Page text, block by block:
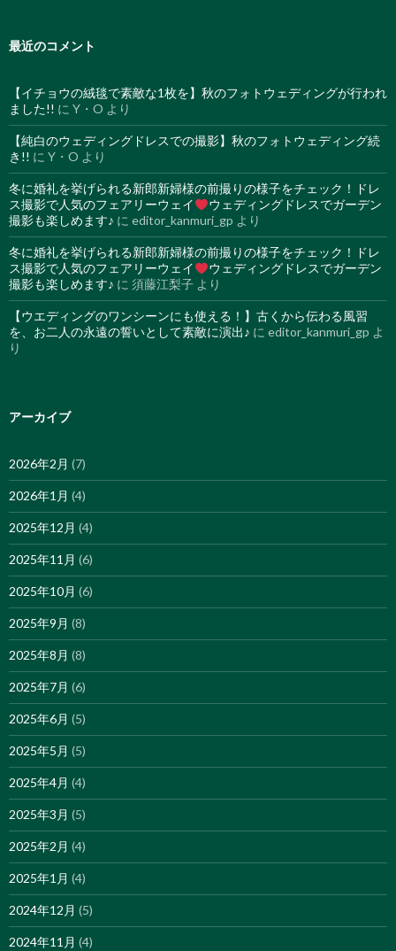
最近のコメント
【イチョウの絨毯で素敵な1枚を】秋のフォトウェディングが行われ
ました!! に Y・O より
【純白のウェディングドレスでの撮影】秋のフォトウェディング続
き!! に Y・O より
冬に婚礼を挙げられる新郎新婦様の前撮りの様子をチェック！ドレ
ス撮影で人気のフェアリーウェイ
ウェディングドレスでガーデン
撮影も楽しめます♪ に editor_kanmuri_gp より
冬に婚礼を挙げられる新郎新婦様の前撮りの様子をチェック！ドレ
ス撮影で人気のフェアリーウェイ
ウェディングドレスでガーデン
撮影も楽しめます♪ に 須藤江梨子 より
【ウエディングのワンシーンにも使える！】古くから伝わる風習
を、お二人の永遠の誓いとして素敵に演出♪ に editor_kanmuri_gp よ
り
アーカイブ
2026年2月 (7)
2026年1月 (4)
2025年12月 (4)
2025年11月 (6)
2025年10月 (6)
2025年9月 (8)
2025年8月 (8)
2025年7月 (6)
2025年6月 (5)
2025年5月 (5)
2025年4月 (4)
2025年3月 (5)
2025年2月 (4)
2025年1月 (4)
2024年12月 (5)
2024年11月 (4)